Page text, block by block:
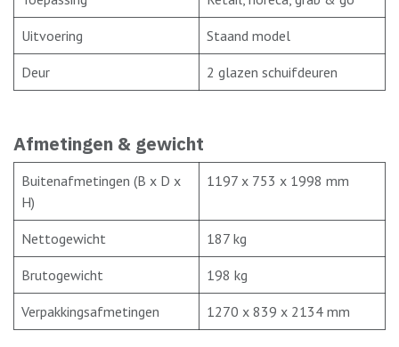
Uitvoering Staand model
Deur 2 glazen schuifdeuren
Afmetingen & gewicht
Buitenafmetingen (B x D x
H)
1197 x 753 x 1998 mm
Nettogewicht 187 kg
Brutogewicht 198 kg
Verpakkingsafmetingen 1270 x 839 x 2134 mm